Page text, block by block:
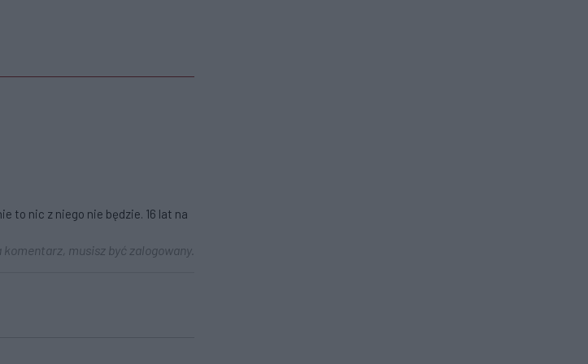
to nic z niego nie będzie. 16 lat na
komentarz, musisz być zalogowany.